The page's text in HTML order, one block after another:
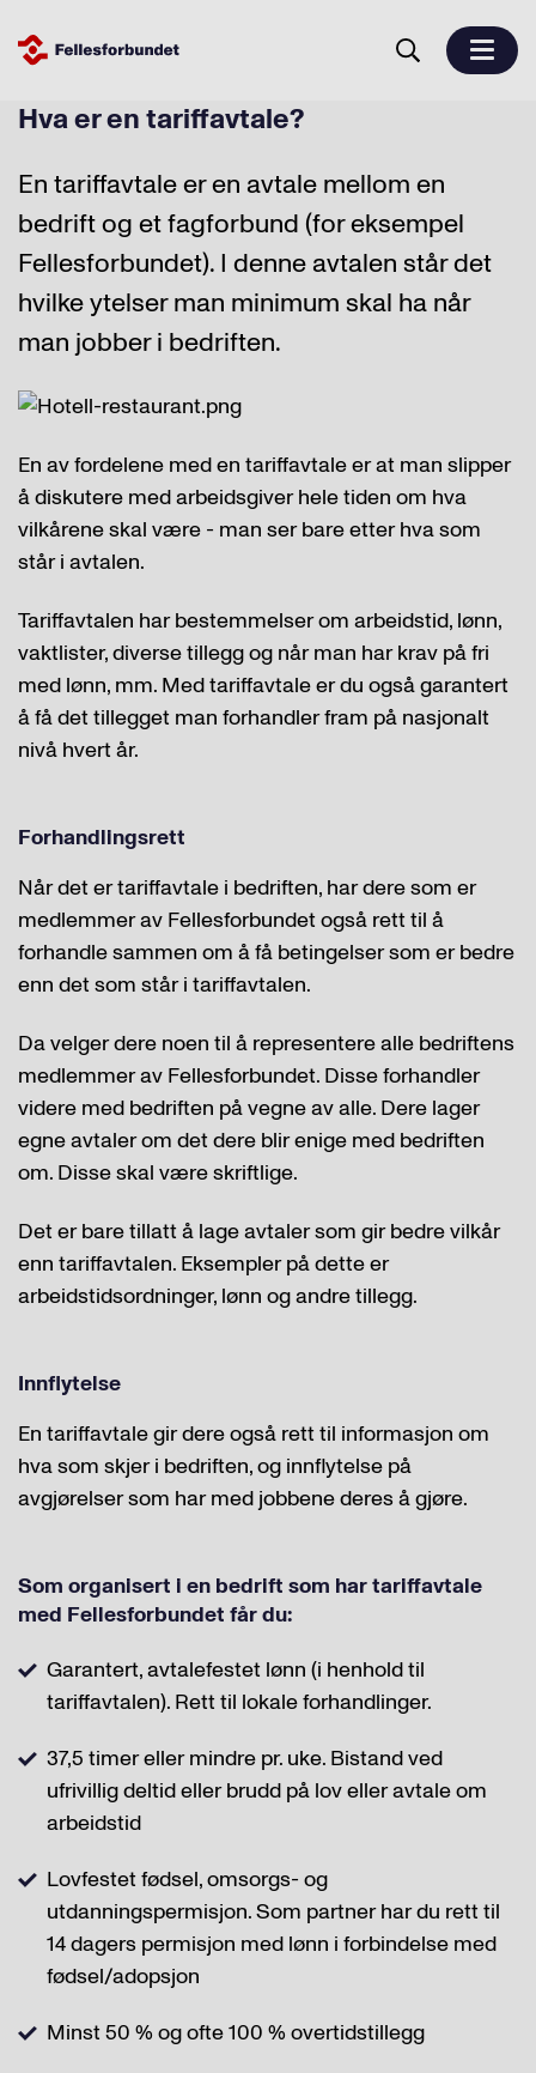
Hva er en tariffavtale?
En tariffavtale er en avtale mellom en
bedrift og et fagforbund (for eksempel
Fellesforbundet). I denne avtalen står det
hvilke ytelser man minimum skal ha når
man jobber i bedriften.
En av fordelene med en tariffavtale er at man slipper
å diskutere med arbeidsgiver hele tiden om hva
vilkårene skal være - man ser bare etter hva som
står i avtalen.
Tariffavtalen har bestemmelser om arbeidstid, lønn,
vaktlister, diverse tillegg og når man har krav på fri
med lønn, mm. Med tariffavtale er du også garantert
å få det tillegget man forhandler fram på nasjonalt
nivå hvert år.
Forhandlingsrett
Når det er tariffavtale i bedriften, har dere som er
medlemmer av Fellesforbundet også rett til å
forhandle sammen om å få betingelser som er bedre
enn det som står i tariffavtalen.
Da velger dere noen til å representere alle bedriftens
medlemmer av Fellesforbundet. Disse forhandler
videre med bedriften på vegne av alle. Dere lager
egne avtaler om det dere blir enige med bedriften
om. Disse skal være skriftlige.
Det er bare tillatt å lage avtaler som gir bedre vilkår
enn tariffavtalen. Eksempler på dette er
arbeidstidsordninger, lønn og andre tillegg.
Innflytelse
En tariffavtale gir dere også rett til informasjon om
hva som skjer i bedriften, og innflytelse på
avgjørelser som har med jobbene deres å gjøre.
Som organisert i en bedrift som har tariffavtale
med Fellesforbundet får du:
Garantert, avtalefestet lønn (i henhold til
tariffavtalen). Rett til lokale forhandlinger.
37,5 timer eller mindre pr. uke. Bistand ved
ufrivillig deltid eller brudd på lov eller avtale om
arbeidstid
Lovfestet fødsel, omsorgs- og
utdanningspermisjon. Som partner har du rett til
14 dagers permisjon med lønn i forbindelse med
fødsel/adopsjon
Minst 50 % og ofte 100 % overtidstillegg